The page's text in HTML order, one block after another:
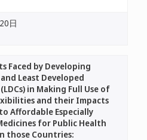
日
Faced by Developing
Least Developed
in Making Full Use of
and their Impacts
Affordable Especially
for Public Health
those Countries: